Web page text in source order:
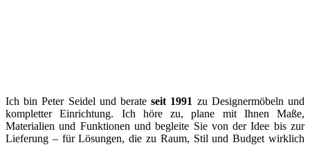
Ich bin Peter Seidel und berateseit 1991 zu Designermöbeln und
kompletter Einrichtung. Ich höre zu, plane mit Ihnen Maße,
Materialien und Funktionen und begleite Sie von der Idee bis zur
Lieferung – für Lösungen, die zu Raum, Stil und Budget wirklich